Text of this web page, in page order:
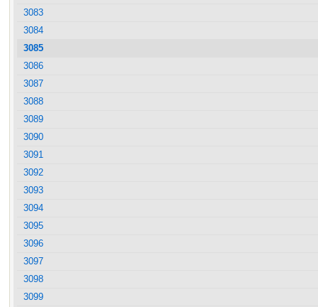
3083
3084
3085
3086
3087
3088
3089
3090
3091
3092
3093
3094
3095
3096
3097
3098
3099